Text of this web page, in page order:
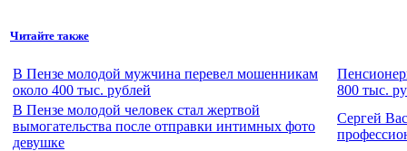
Читайте также
В Пензе молодой мужчина перевел мошенникам
около 400 тыс. рублей
800 тыс.
В Пензе молодой человек стал жертвой
вымогательства после отправки интимных фото
девушке
Сергей